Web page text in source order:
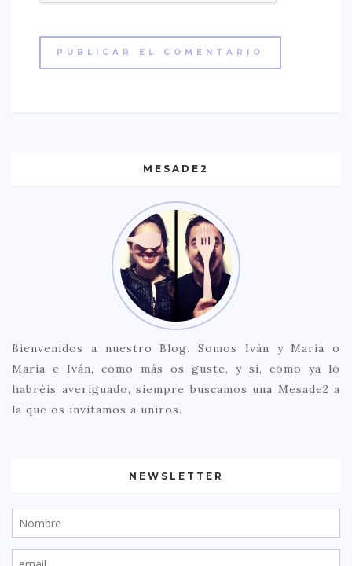
MESADE2
Bienvenidos a nuestro Blog. Somos Iván y María o
María e Iván, como más os guste, y sí, como ya lo
habréis averiguado, siempre buscamos una Mesade2 a
la que os invitamos a uniros.
NEWSLETTER